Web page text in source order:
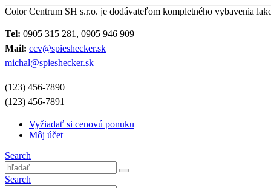
Color Centrum SH s.r.o. je dodávateľom kompletného vybavenia
Tel: 0905 315 281, 0905 946 909
Mail: ccv@spieshecker.sk
michal@spieshecker.sk
(123) 456-7890
(123) 456-7891
Vyžiadať si cenovú ponuku
Môj účet
Search
Search